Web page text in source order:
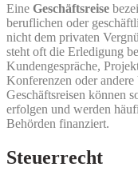
Eine Geschäftsreise
beruflichen oder
nicht dem privaten
steht oft die Erledigung
Kundengespräche,
Konferenzen oder
Geschäftsreisen können
erfolgen und werden
Behörden finanziert.
Steuerrecht